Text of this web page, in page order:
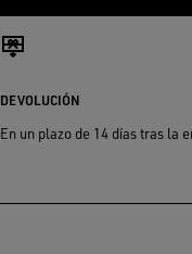
DEVOLUCIÓN
En un plazo de 14 días tras la